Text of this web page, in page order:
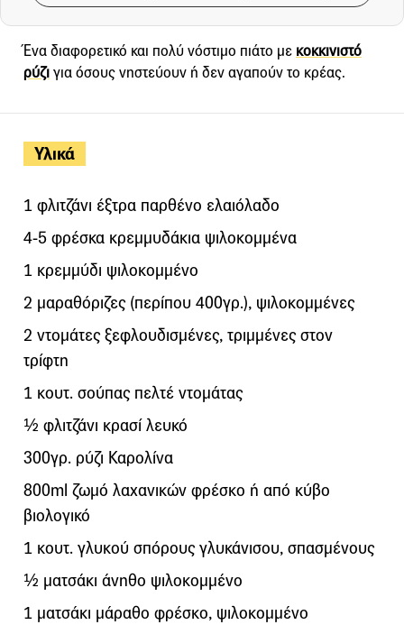
Υλικά
1 φλιτζάνι έξτρα παρθένο ελαιόλαδο
4-5 φρέσκα κρεμμυδάκια ψιλοκομμένα
1 κρεμμύδι ψιλοκομμένο
2 μαραθόριζες (περίπου 400γρ.), ψιλοκομμένες
2 ντομάτες ξεφλουδισμένες, τριμμένες στον
τρίφτη
1 κουτ. σούπας πελτέ ντομάτας
½ φλιτζάνι κρασί λευκό
300γρ. ρύζι Καρολίνα
800ml ζωμό λαχανικών φρέσκο ή από κύβο
βιολογικό
1 κουτ. γλυκού σπόρους γλυκάνισου, σπασμένους
½ ματσάκι άνηθο ψιλοκομμένο
1 ματσάκι μάραθο φρέσκο, ψιλοκομμένο
Ένα διαφορετικό και πολύ νόστιμο πιάτο με κοκκινιστό
ρύζιγια όσους νηστεύουν ή δεν αγαπούν το κρέας.